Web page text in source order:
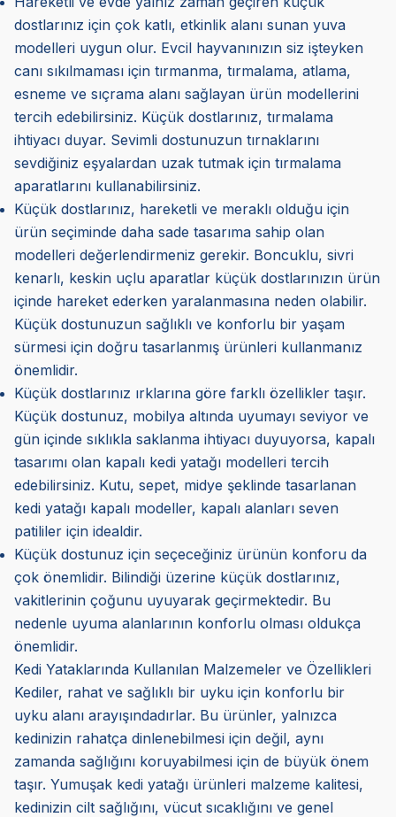
dostlarınız için çok katlı, etkinlik alanı sunan yuva
modelleri uygun olur. Evcil hayvanınızın siz işteyken
canı sıkılmaması için tırmanma, tırmalama, atlama,
esneme ve sıçrama alanı sağlayan ürün modellerini
tercih edebilirsiniz. Küçük dostlarınız, tırmalama
ihtiyacı duyar. Sevimli dostunuzun tırnaklarını
sevdiğiniz eşyalardan uzak tutmak için tırmalama
aparatlarını kullanabilirsiniz.
Küçük dostlarınız, hareketli ve meraklı olduğu için
ürün seçiminde daha sade tasarıma sahip olan
modelleri değerlendirmeniz gerekir. Boncuklu, sivri
kenarlı, keskin uçlu aparatlar küçük dostlarınızın ürün
içinde hareket ederken yaralanmasına neden olabilir.
Küçük dostunuzun sağlıklı ve konforlu bir yaşam
sürmesi için doğru tasarlanmış ürünleri kullanmanız
önemlidir.
Küçük dostlarınız ırklarına göre farklı özellikler taşır.
Küçük dostunuz, mobilya altında uyumayı seviyor ve
gün içinde sıklıkla saklanma ihtiyacı duyuyorsa, kapalı
tasarımı olan kapalı kedi yatağı modelleri tercih
edebilirsiniz. Kutu, sepet, midye şeklinde tasarlanan
kedi yatağı kapalı modeller, kapalı alanları seven
patililer için idealdir.
Küçük dostunuz için seçeceğiniz ürünün konforu da
çok önemlidir. Bilindiği üzerine küçük dostlarınız,
vakitlerinin çoğunu uyuyarak geçirmektedir. Bu
nedenle uyuma alanlarının konforlu olması oldukça
önemlidir.
Kedi Yataklarında Kullanılan Malzemeler ve Özellikleri
Kediler, rahat ve sağlıklı bir uyku için konforlu bir
uyku alanı arayışındadırlar. Bu ürünler, yalnızca
kedinizin rahatça dinlenebilmesi için değil, aynı
zamanda sağlığını koruyabilmesi için de büyük önem
taşır. Yumuşak kedi yatağı ürünleri malzeme kalitesi,
kedinizin cilt sağlığını, vücut sıcaklığını ve genel